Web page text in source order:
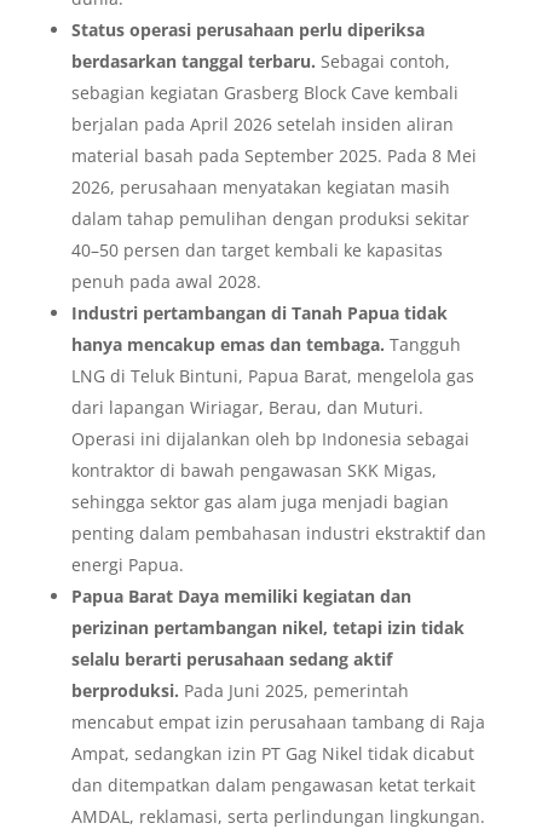
Status operasi perusahaan perlu diperiksa
berdasarkan tanggal terbaru. Sebagai contoh,
sebagian kegiatan Grasberg Block Cave kembali
berjalan pada April 2026 setelah insiden aliran
material basah pada September 2025. Pada 8 Mei
2026, perusahaan menyatakan kegiatan masih
dalam tahap pemulihan dengan produksi sekitar
40–50 persen dan target kembali ke kapasitas
penuh pada awal 2028.
Industri pertambangan di Tanah Papua tidak
hanya mencakup emas dan tembaga. Tangguh
LNG di Teluk Bintuni, Papua Barat, mengelola gas
dari lapangan Wiriagar, Berau, dan Muturi.
Operasi ini dijalankan oleh bp Indonesia sebagai
kontraktor di bawah pengawasan SKK Migas,
sehingga sektor gas alam juga menjadi bagian
penting dalam pembahasan industri ekstraktif dan
energi Papua.
Papua Barat Daya memiliki kegiatan dan
perizinan pertambangan nikel, tetapi izin tidak
selalu berarti perusahaan sedang aktif
berproduksi. Pada Juni 2025, pemerintah
mencabut empat izin perusahaan tambang di Raja
Ampat, sedangkan izin PT Gag Nikel tidak dicabut
dan ditempatkan dalam pengawasan ketat terkait
AMDAL, reklamasi, serta perlindungan lingkungan.